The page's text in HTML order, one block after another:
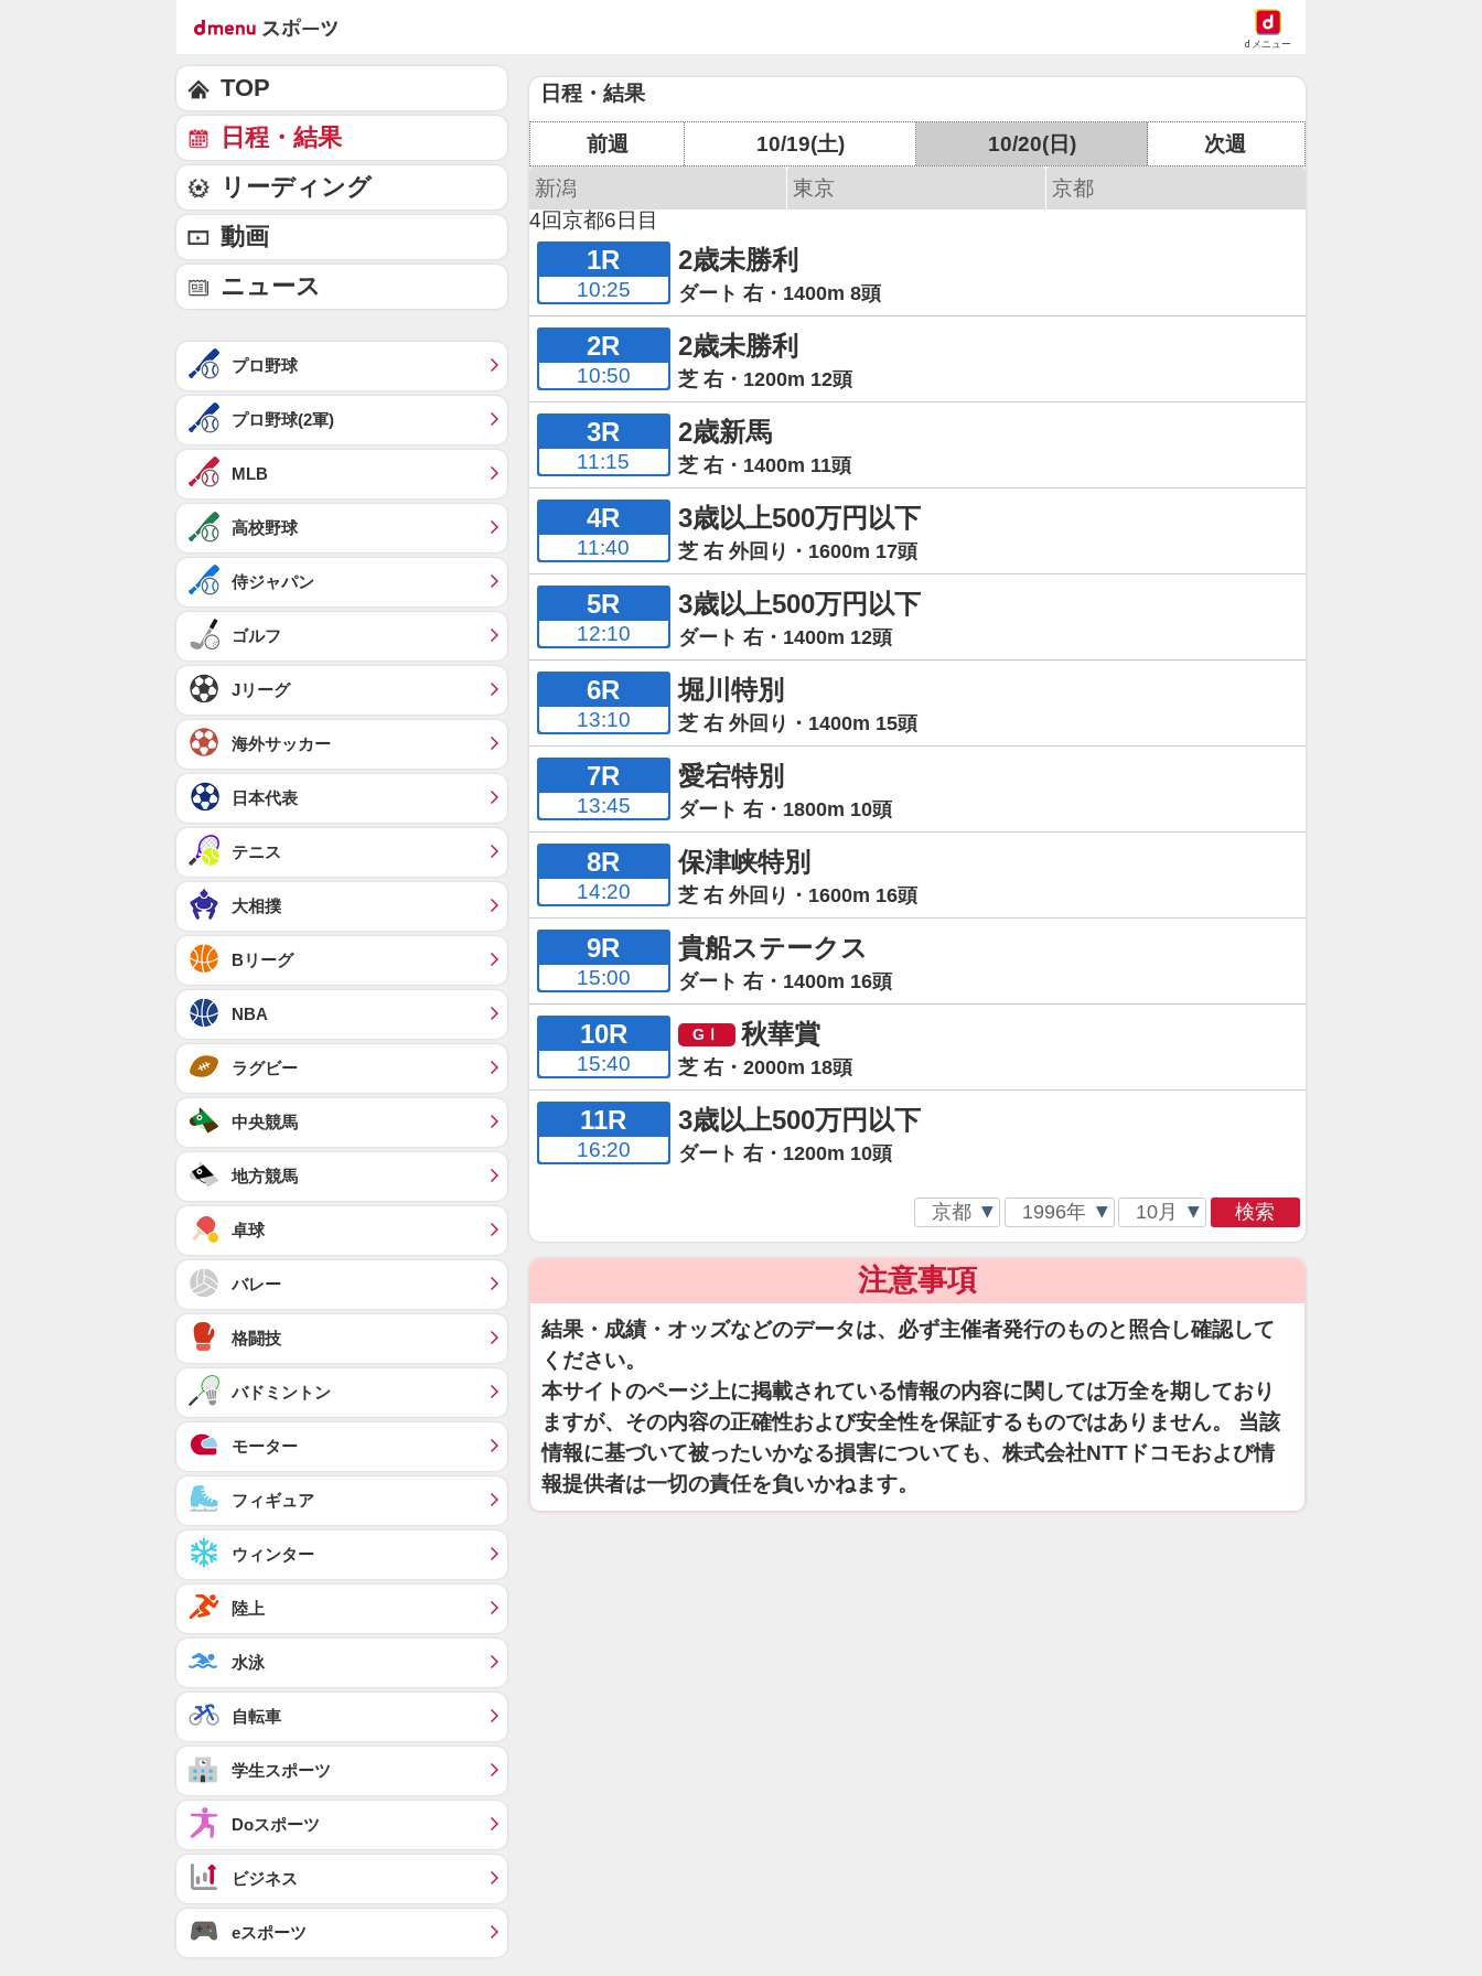
dメニュー
日程・結果
前週 10/19(土) 10/20(日)
次週
新潟
東京
京都
4回京都6日目
1R
10:25
2歳未勝利
ダート 右・1400m 8頭
2R
10:50
2歳未勝利
芝 右・1200m 12頭
3R
11:15
2歳新馬
芝 右・1400m 11頭
4R
11:40
3歳以上500万円以下
芝 右 外回り・1600m 17頭
5R
12:10
3歳以上500万円以下
ダート 右・1400m 12頭
6R
13:10
堀川特別
芝 右 外回り・1400m 15頭
7R
13:45
愛宕特別
ダート 右・1800m 10頭
8R
14:20
保津峡特別
芝 右 外回り・1600m 16頭
9R
15:00
貴船ステークス
ダート 右・1400m 16頭
10R
15:40
秋華賞
芝 右・2000m 18頭
11R
16:20
3歳以上500万円以下
ダート 右・1200m 10頭
検索
注意事項
結果・成績・オッズなどのデータは、必ず主催者発行のものと照合し確認して
ください。
本サイトのページ上に掲載されている情報の内容に関しては万全を期しており
ますが、その内容の正確性および安全性を保証するものではありません。 当該
情報に基づいて被ったいかなる損害についても、株式会社NTTドコモおよび情
報提供者は一切の責任を負いかねます。
TOP
日程・結果
リーディング
動画
ニュース
プロ野球
プロ野球(2軍)
MLB
高校野球
侍ジャパン
ゴルフ
Jリーグ
海外サッカー
日本代表
テニス
大相撲
Bリーグ
NBA
ラグビー
中央競馬
地方競馬
卓球
バレー
格闘技
バドミントン
モーター
フィギュア
ウィンター
陸上
水泳
自転車
学生スポーツ
Doスポーツ
ビジネス
eスポーツ